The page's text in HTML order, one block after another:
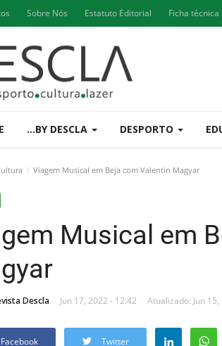
Sobre Nós Estatuto Editorial Ficha técnica
...BY DESCLA DESPORTO
Viagem Musical em Beja com Valentin Magyar
Musical em
Descla Jun 17, 2022 - 12:42 Atualizado: Jun
Facebook Twitter